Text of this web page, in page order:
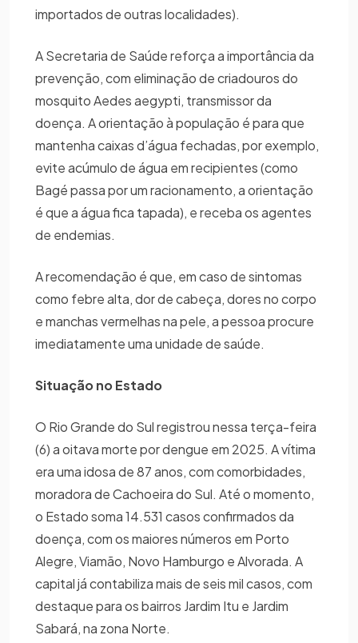
importados de outras localidades).
A Secretaria de Saúde reforça a importância da
prevenção, com eliminação de criadouros do
mosquito Aedes aegypti, transmissor da
doença. A orientação à população é para que
mantenha caixas d’água fechadas, por exemplo,
evite acúmulo de água em recipientes (como
Bagé passa por um racionamento, a orientação
é que a água fica tapada), e receba os agentes
de endemias.
A recomendação é que, em caso de sintomas
como febre alta, dor de cabeça, dores no corpo
e manchas vermelhas na pele, a pessoa procure
imediatamente uma unidade de saúde.
Situação no Estado
O Rio Grande do Sul registrou nessa terça-feira
(6) a oitava morte por dengue em 2025. A vítima
era uma idosa de 87 anos, com comorbidades,
moradora de Cachoeira do Sul. Até o momento,
o Estado soma 14.531 casos confirmados da
doença, com os maiores números em Porto
Alegre, Viamão, Novo Hamburgo e Alvorada. A
capital já contabiliza mais de seis mil casos, com
destaque para os bairros Jardim Itu e Jardim
Sabará, na zona Norte.